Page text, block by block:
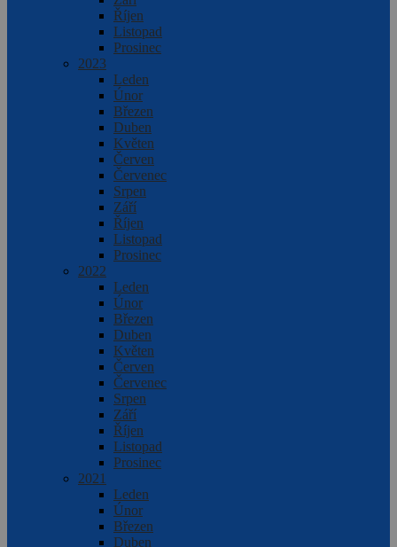
Říjen
Listopad
Prosinec
2023
Leden
Únor
Březen
Duben
Květen
Červen
Červenec
Srpen
Září
Říjen
Listopad
Prosinec
2022
Leden
Únor
Březen
Duben
Květen
Červen
Červenec
Srpen
Září
Říjen
Listopad
Prosinec
2021
Leden
Únor
Březen
Duben